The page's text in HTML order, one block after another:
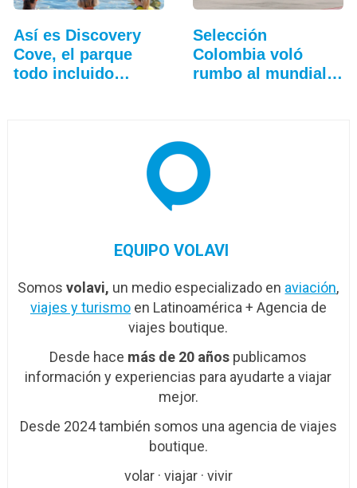
Así es Discovery
Cove, el parque
todo incluido
Selección
Colombia voló
rumbo al mundial
EQUIPO VOLAVI
Somosvolavi, un medio especializado en aviación,
viajes y turismoen Latinoamérica + Agencia de
viajes boutique.
Desde hace más de 20 años publicamos
información y experiencias para ayudarte a viajar
mejor.
Desde 2024 también somos una agencia de viajes
boutique.
volar · viajar · vivir